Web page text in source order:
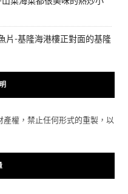
片-基隆海港樓正對面的基隆
權，禁止任何形式的重製，以